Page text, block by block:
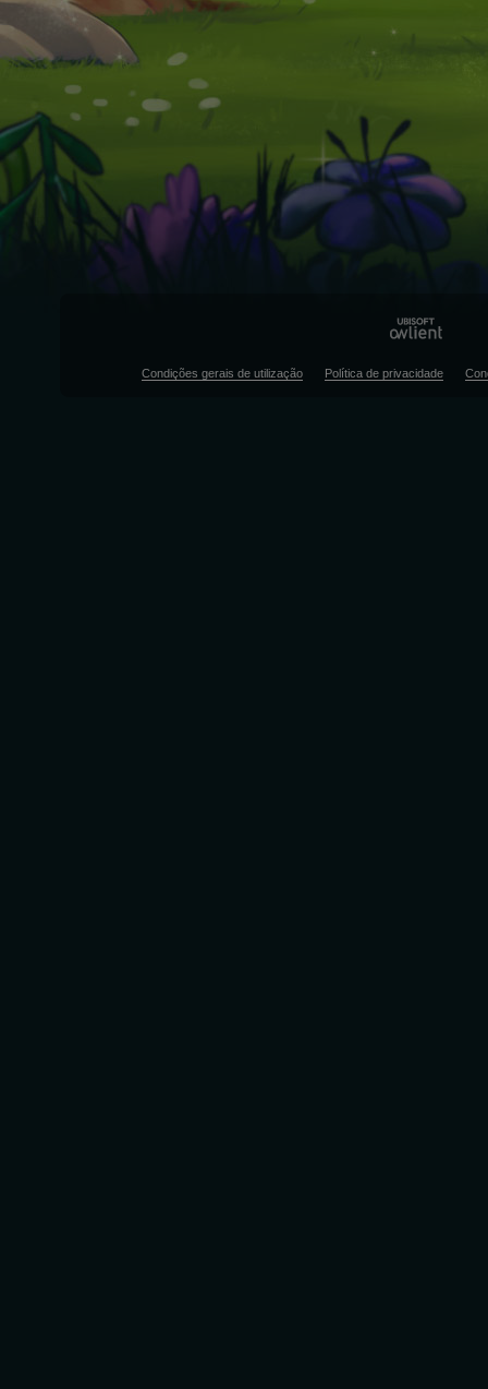
Condições gerais de utilização Política de privacidade